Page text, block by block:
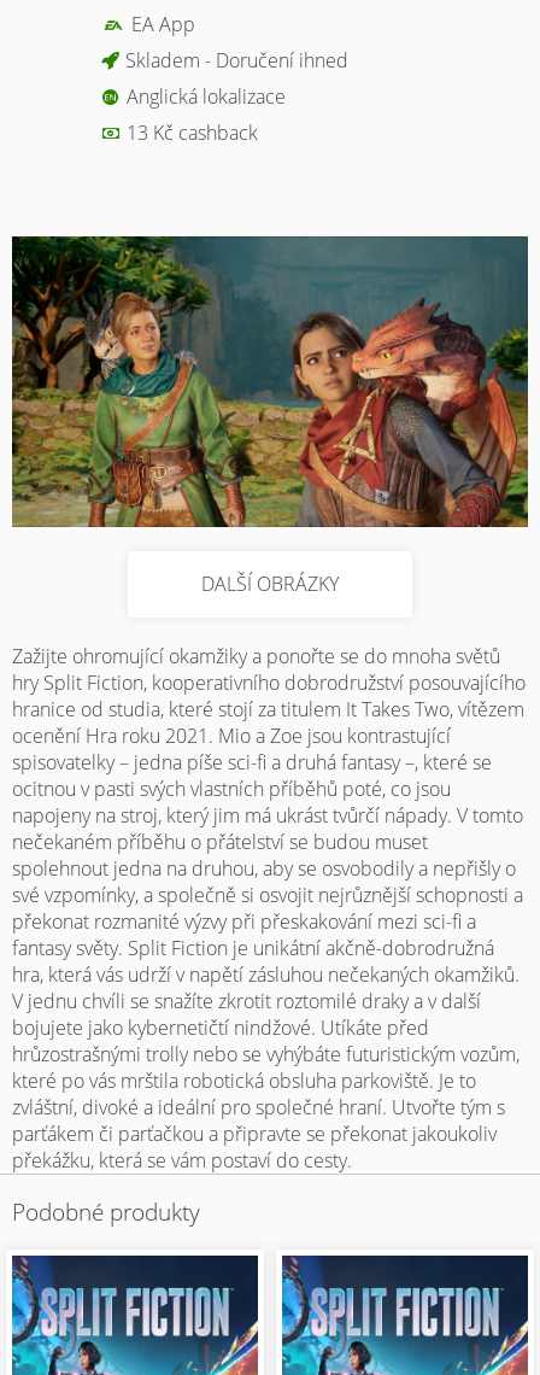
EA App
Skladem - Doručení ihned
Anglická lokalizace
13 Kč cashback
DALŠÍ OBRÁZKY
Zažijte ohromující okamžiky a ponořte se do mnoha světů
hry Split Fiction, kooperativního dobrodružství posouvajícího
hranice od studia, které stojí za titulem It Takes Two, vítězem
ocenění Hra roku 2021. Mio a Zoe jsou kontrastující
spisovatelky – jedna píše sci-fi a druhá fantasy –, které se
ocitnou v pasti svých vlastních příběhů poté, co jsou
napojeny na stroj, který jim má ukrást tvůrčí nápady. V tomto
nečekaném příběhu o přátelství se budou muset
spolehnout jedna na druhou, aby se osvobodily a nepřišly o
své vzpomínky, a společně si osvojit nejrůznější schopnosti a
překonat rozmanité výzvy při přeskakování mezi sci-fi a
fantasy světy. Split Fiction je unikátní akčně-dobrodružná
hra, která vás udrží v napětí zásluhou nečekaných okamžiků.
V jednu chvíli se snažíte zkrotit roztomilé draky a v další
bojujete jako kybernetičtí nindžové. Utíkáte před
hrůzostrašnými trolly nebo se vyhýbáte futuristickým vozům,
které po vás mrštila robotická obsluha parkoviště. Je to
zvláštní, divoké a ideální pro společné hraní. Utvořte tým s
parťákem či parťačkou a připravte se překonat jakoukoliv
překážku, která se vám postaví do cesty.
Podobné produkty